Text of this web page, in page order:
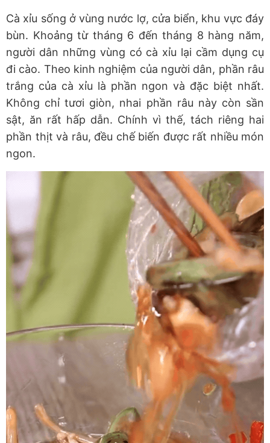
Cà xỉu sống ở vùng nước lợ, cửa biển, khu vực đáy
bùn. Khoảng từ tháng 6 đến tháng 8 hàng năm,
người dân những vùng có cà xỉu lại cầm dụng cụ
đi cào. Theo kinh nghiệm của người dân, phần râu
trắng của cà xỉu là phần ngon và đặc biệt nhất.
Không chỉ tươi giòn, nhai phần râu này còn sần
sật, ăn rất hấp dẫn. Chính vì thế, tách riêng hai
phần thịt và râu, đều chế biến được rất nhiều món
ngon.